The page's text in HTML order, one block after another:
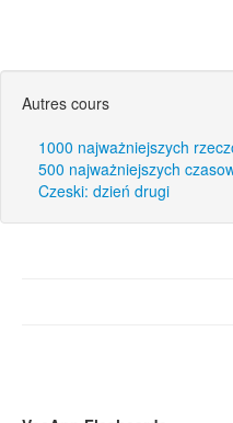
Autres cours
1000 najważniejszych
500 najważniejszych
Czeski: dzień drugi